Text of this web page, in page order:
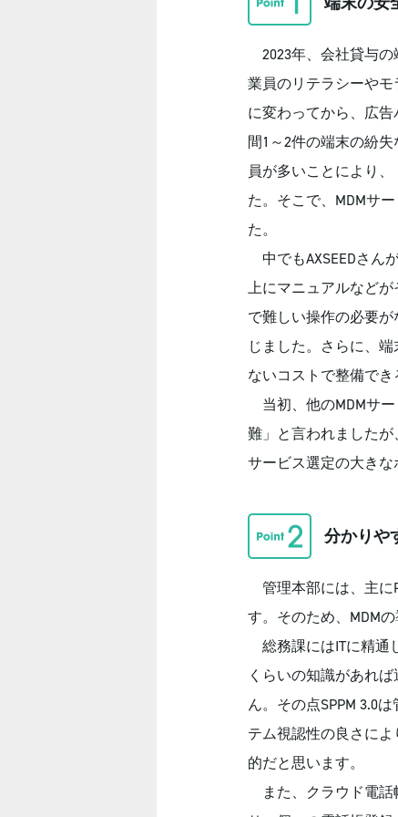
2023年、会社貸与の
業員のリテラシーや
に変わってから、広
間1～2件の端末の紛
員が多いことにより
た。そこで、MDMサ
た。
中でもAXSEEDさん
上にマニュアルなど
で難しい操作の必要
じました。さらに、
ないコストで整備で
当初、他のMDMサ
難」と言われましたが
サービス選定の大きな
分かりや
管理本部には、主に
す。そのため、MDM
総務課にはITに精通
くらいの知識があれ
ん。その点SPPM 3.0
テム視認性の良さに
的だと思います。
また、クラウド電話